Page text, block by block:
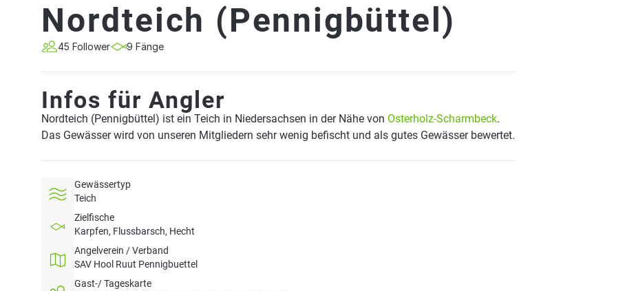
Nordteich (Pennigbüttel)
45 Follower 9 Fänge
Infos für Angler
Nordteich (Pennigbüttel) ist ein Teich in Niedersachsen in der Nähe von Osterholz-Scharmbeck.
Das Gewässer wird von unseren Mitgliedern sehr wenig befischt und als gutes Gewässer bewertet.
Gewässertyp
Teich
Zielfische
Karpfen, Flussbarsch, Hecht
Angelverein / Verband
SAV Hool Ruut Pennigbuettel
Gast-/ Tageskarte